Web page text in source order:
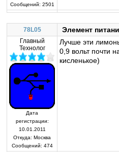
Сообщений: 2501
78L05 Элемент
Главный
Технолог
Дата
регистрации:
10.01.2011
Откуда: Москва
Сообщений: 474
Лучше эти
0,9 вольт почти
кисленькое)